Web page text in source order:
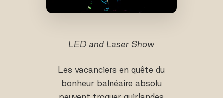
LED and Laser Show
Les vacanciers en quête du
bonheur balnéaire absolu